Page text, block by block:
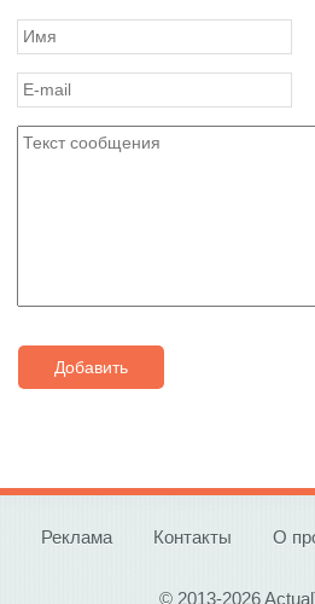
Добавить
Реклама Контакты О
© 2013-2026